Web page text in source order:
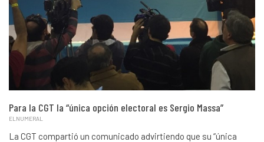
Para la CGT la “única opción electoral es Sergio Massa”
ELNUMERAL
La CGT compartió un comunicado advirtiendo que su “única